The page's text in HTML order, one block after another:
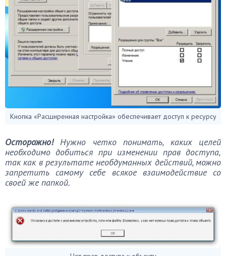
Кнопка «Расширенная настройка» обеспечивает доступ к ресурсу
Осторожно!Нужно четко понимать, каких целей
необходимо добиться при изменении прав доступа,
так как в результате необдуманных действий, можно
запретить самому себе всякое взаимодействие со
своей же папкой.